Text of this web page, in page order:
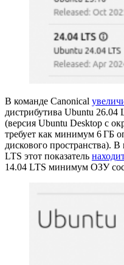
В команде Canonical
дистрибутива Ubuntu 26.04
(версия Ubuntu Desktop с
требует как минимум 6 ГБ
дискового пространства).
LTS этот показатель
14.04 LTS минимум ОЗУ